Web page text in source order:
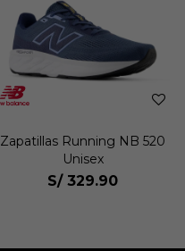
Zapatillas Running NB 520
Unisex
S/ 329.90